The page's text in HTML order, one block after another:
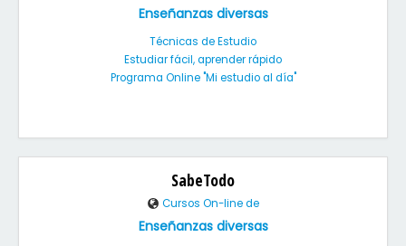
Enseñanzas diversas
Técnicas de Estudio
Estudiar fácil, aprender rápido
Programa Online "Mi estudio al día"
SabeTodo
Cursos On-line de
Enseñanzas diversas